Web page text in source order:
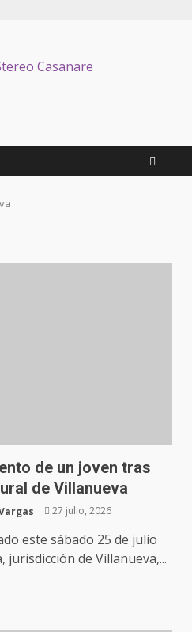
de un joven tras
de Villanueva
27 julio, 2026
este sábado 25 de julio
jurisdicción de Villanueva,...